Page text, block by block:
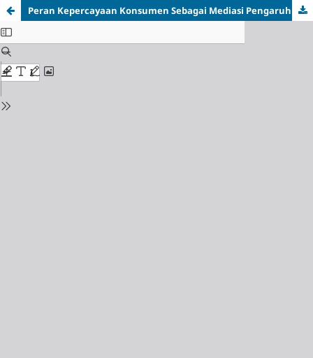
Peran Kepercayaan Konsumen Sebagai Mediasi Pengaruh Persepsi Kemudahan Dan Keamanan Bertransaksi Terhadap Minat Beli Konsumen E-